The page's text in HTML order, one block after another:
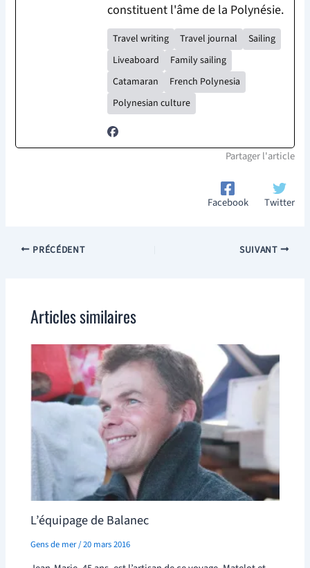
constituent l'âme de la Polynésie.
Travel writing Travel journal
Sailing
Liveaboard
Family sailing
Catamaran
French Polynesia
Polynesian culture
Partager l'article
Facebook Twitter
PRÉCÉDENT SUIVANT
Articles similaires
L’équipage de Balanec
Gens de mer/20 mars 2016